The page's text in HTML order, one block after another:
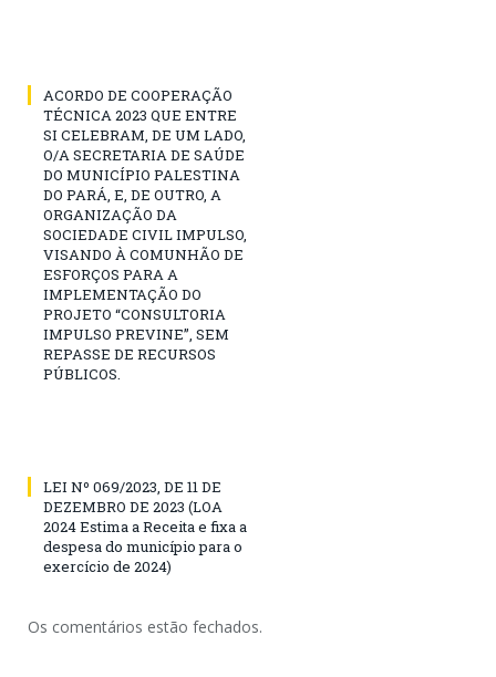
ACORDO DE COOPERAÇÃO
TÉCNICA 2023 QUE ENTRE
SI CELEBRAM, DE UM LADO,
O/A SECRETARIA DE SAÚDE
DO MUNICÍPIO PALESTINA
DO PARÁ, E, DE OUTRO, A
ORGANIZAÇÃO DA
SOCIEDADE CIVIL IMPULSO,
VISANDO À COMUNHÃO DE
ESFORÇOS PARA A
IMPLEMENTAÇÃO DO
PROJETO “CONSULTORIA
IMPULSO PREVINE”, SEM
REPASSE DE RECURSOS
PÚBLICOS.
LEI Nº 069/2023, DE 11 DE
DEZEMBRO DE 2023 (LOA
2024 Estima a Receita e fixa a
despesa do município para o
exercício de 2024)
Os comentários estão fechados.